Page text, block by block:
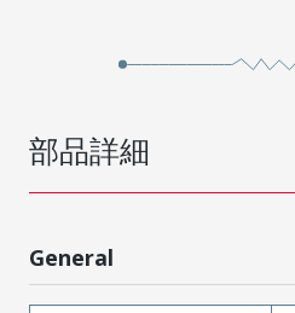
部品詳細
General